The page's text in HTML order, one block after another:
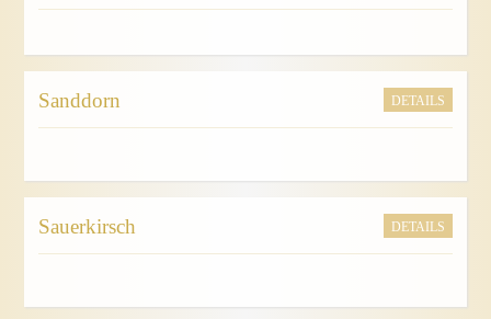
Sanddorn DETAILS
Sauerkirsch DETAILS